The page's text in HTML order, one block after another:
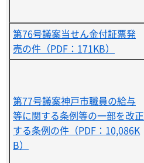
第76号議案当せん金付証票発
売の件（PDF：171KB）
第77号議案神戸市職員の給与
等に関する条例等の一部を改正
する条例の件（PDF：10,086K
B）